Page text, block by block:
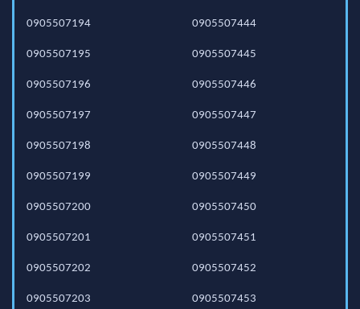
0905507194
0905507195
0905507196
0905507197
0905507198
0905507199
0905507200
0905507201
0905507202
0905507203
0905507444
0905507445
0905507446
0905507447
0905507448
0905507449
0905507450
0905507451
0905507452
0905507453